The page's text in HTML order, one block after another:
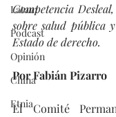
Latam
Podcast
Opinión
China
Etnia
Competencia
sobre salud pública
Estado de derecho.
Por Fabián Pizarro
El Comité